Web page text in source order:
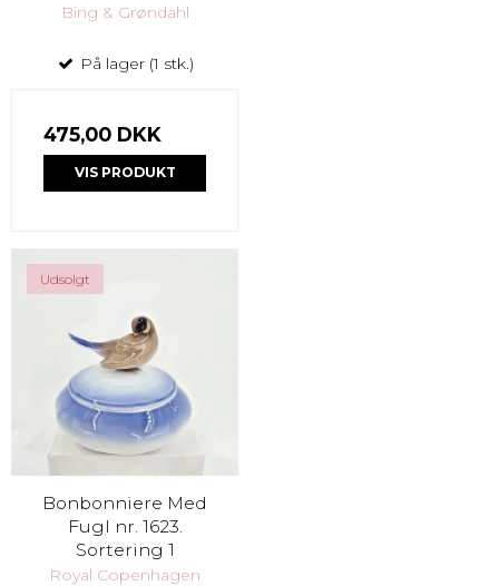
Bing & Grøndahl
På lager (1 stk.)
475,00 DKK
VIS PRODUKT
Udsolgt
Bonbonniere Med
Fugl nr. 1623.
Sortering 1
Royal Copenhagen